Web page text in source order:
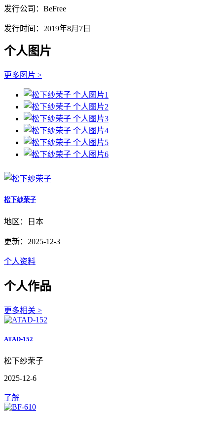
发行公司：BeFree
发行时间：2019年8月7日
个人图片
更多图片 >
松下纱荣子
地区：日本
更新：2025-12-3
个人资料
个人作品
更多相关 >
ATAD-152
松下纱荣子
2025-12-6
了解